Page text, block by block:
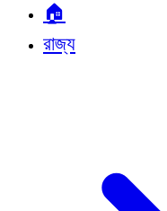
🏠︎
রাজ্য